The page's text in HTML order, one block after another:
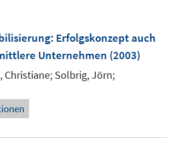
n
s
t
r
ö
ö
: Erfolgskonzept auch
Unternehmen (2003)
Christiane; Solbrig, Jörn;